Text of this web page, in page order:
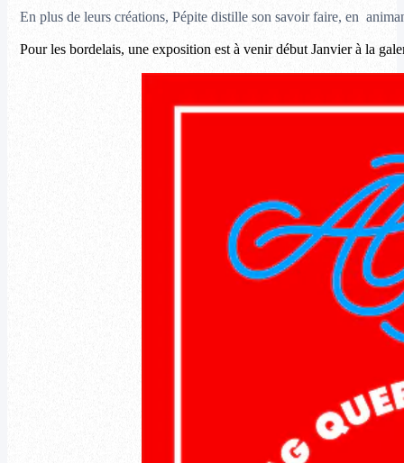
En plus de leurs créations, Pépite distille son savoir faire, en
Pour les bordelais, une exposition est à venir début Janvier à la